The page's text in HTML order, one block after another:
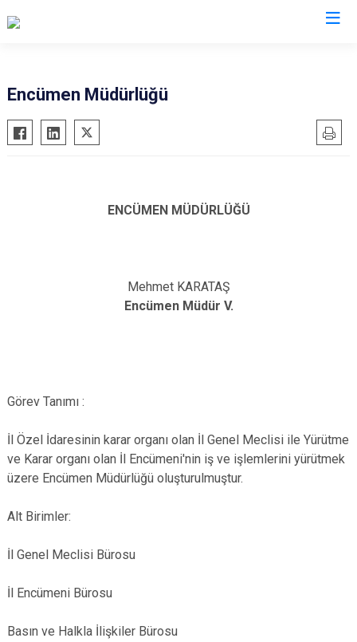
Encümen Müdürlüğü
ENCÜMEN MÜDÜRLÜĞÜ
Mehmet KARATAŞ
Encümen Müdür V.
Görev Tanımı :
İl Özel İdaresinin karar organı olan İl Genel Meclisi ile Yürütme
ve Karar organı olan İl Encümeni'nin iş ve işlemlerini yürütmek
üzere Encümen Müdürlüğü oluşturulmuştur.
Alt Birimler:
İl Genel Meclisi Bürosu
İl Encümeni Bürosu
Basın ve Halkla İlişkiler Bürosu